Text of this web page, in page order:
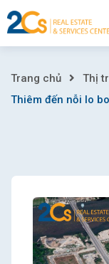
Skip
to
Từ
giá
đất
kỷ
Trang chủ Thị
Thiêm đến nỗi lo